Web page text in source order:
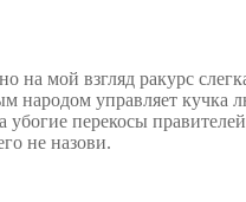
на мой взгляд ракурс
народом управляет кучка
убогие перекосы
не назови.